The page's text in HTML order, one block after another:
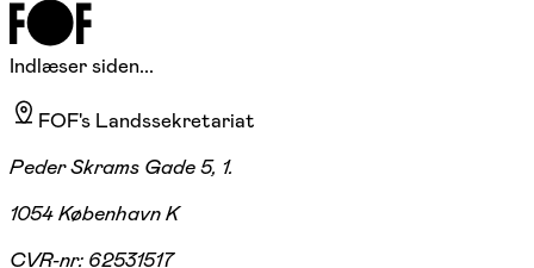
Indlæser siden...
FOF's Landssekretariat
Peder Skrams Gade 5, 1.
1054 København K
CVR-nr: 62531517